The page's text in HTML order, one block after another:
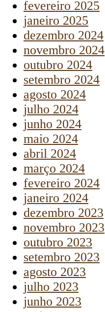
fevereiro 2025
janeiro 2025
dezembro 2024
novembro 2024
outubro 2024
setembro 2024
agosto 2024
julho 2024
junho 2024
maio 2024
abril 2024
março 2024
fevereiro 2024
janeiro 2024
dezembro 2023
novembro 2023
outubro 2023
setembro 2023
agosto 2023
julho 2023
junho 2023